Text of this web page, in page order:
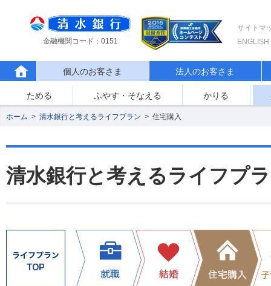
金融機関コード：0151
サイトマ
ENGLISH
個人のお客さま 法人のお客さま
ためる ふやす・そなえる かりる
ホーム > 清水銀行と考えるライフプラン > 住宅購入
清水銀行と考えるライフプ